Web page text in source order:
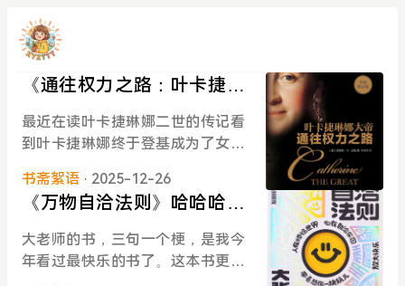
《通往权力之路：叶卡捷琳
娜大帝》读书随手记
最近在读叶卡捷琳娜二世的传记看
到叶卡捷琳娜终于登基成为了女
过程都没什么流血事件发生。厉害
得让人钦佩，有些感想所以在此记
录一下。先说彼得，这本书读到现
在，我发现我对彼得的评价一直都
是 “蠢”。他没有坏心眼到什么程
书斋絮语 · 2025-12-26
《万物自洽法则》哈哈哈哈
哈哈！让自己快乐快乐这才
叫做意义
大老师的书，三句一个梗，是我今
年看过最快乐的书了。这本书更像